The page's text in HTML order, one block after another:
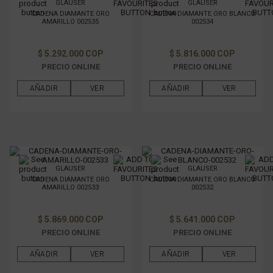
GLAUSER
CADENA DIAMANTE ORO
AMARILLO 002535
$ 5.292.000 COP
PRECIO ONLINE
AÑADIR VER
GLAUSER
CADENA DIAMANTE ORO BLANCO
002534
$ 5.816.000 COP
PRECIO ONLINE
AÑADIR VER
GLAUSER
CADENA DIAMANTE ORO
AMARILLO 002533
$ 5.869.000 COP
PRECIO ONLINE
AÑADIR VER
GLAUSER
CADENA DIAMANTE ORO BLANCO
002532
$ 5.641.000 COP
PRECIO ONLINE
AÑADIR VER